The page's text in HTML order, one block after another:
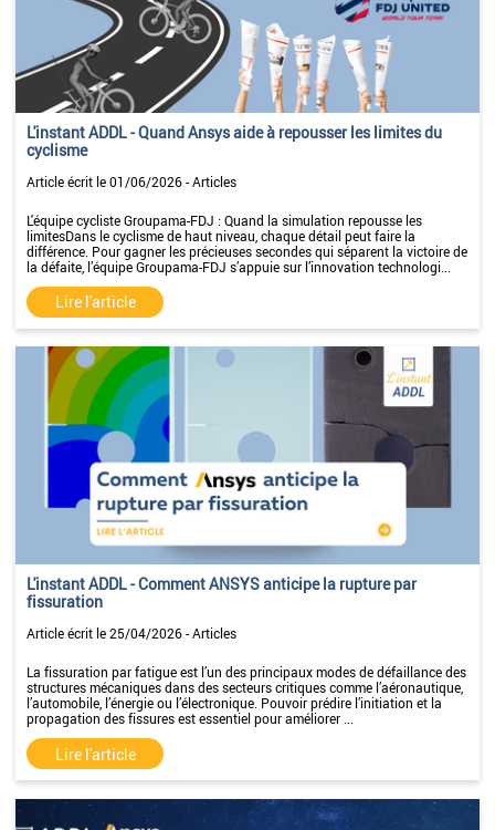
L'instant ADDL - Quand Ansys aide à repousser les limites du
cyclisme
Article écrit le 01/06/2026 - Articles
L'équipe cycliste Groupama-FDJ : Quand la simulation repousse les
limitesDans le cyclisme de haut niveau, chaque détail peut faire la
différence. Pour gagner les précieuses secondes qui séparent la victoire de
la défaite, l’équipe Groupama-FDJ s’appuie sur l’innovation technologi...
Lire l'article
L'instant ADDL - Comment ANSYS anticipe la rupture par
fissuration
Article écrit le 25/04/2026 - Articles
La fissuration par fatigue est l’un des principaux modes de défaillance des
structures mécaniques dans des secteurs critiques comme l’aéronautique,
l’automobile, l’énergie ou l’électronique. Pouvoir prédire l’initiation et la
propagation des fissures est essentiel pour améliorer ...
Lire l'article